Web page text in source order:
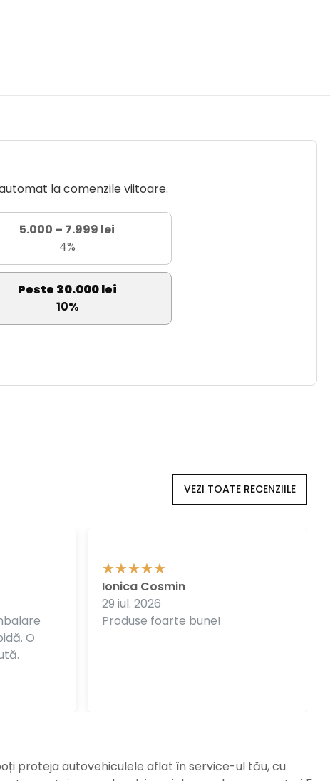
la comenzile viitoare.
5.000 – 7.999 lei
4%
Peste 30.000 lei
10%
VEZI TOATE RECENZIILE
O
Produse foarte bune!
Ionica Cosmin
29 iul. 2026
proteja autovehiculele aflat în service-ul tău, cu